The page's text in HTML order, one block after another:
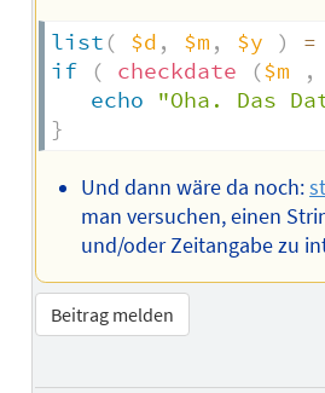
list ( $d , $m , $y ) =
if
( checkdate ($m ,
echo
"Oha. Das
}
Und dann wäre da noch:
man versuchen, einen
und/oder Zeitangabe zu
Beitrag melden